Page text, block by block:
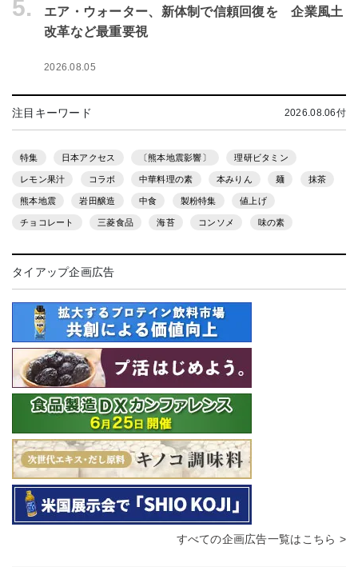
5.
エア・ウォーター、新体制で信頼回復を 企業風土
改革など最重要視
2026.08.05
注目キーワード 2026.08.06付
特集 日本アクセス 〔熊本地震影響〕 理研ビタミン
レモン果汁 コラボ 中華料理の素 本みりん 麺 抹茶
熊本地震 岩田醸造 中食 製粉特集 値上げ
チョコレート 三菱食品 海苔 コンソメ 味の素
タイアップ企画広告
すべての企画広告一覧はこちら >